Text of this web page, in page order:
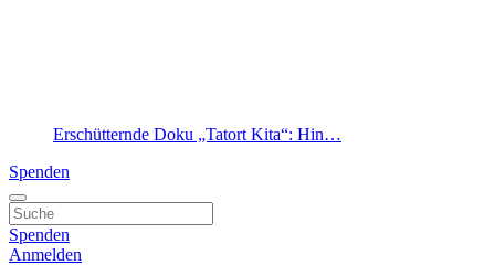
Erschütternde Doku „Tatort Kita“: Hin…
Spenden
Spenden
Anmelden